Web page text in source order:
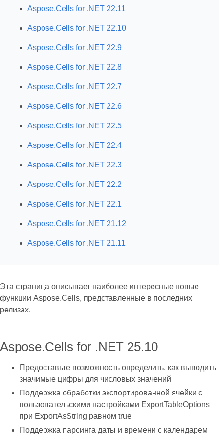
Aspose.Cells for .NET 22.11
Aspose.Cells for .NET 22.10
Aspose.Cells for .NET 22.9
Aspose.Cells for .NET 22.8
Aspose.Cells for .NET 22.7
Aspose.Cells for .NET 22.6
Aspose.Cells for .NET 22.5
Aspose.Cells for .NET 22.4
Aspose.Cells for .NET 22.3
Aspose.Cells for .NET 22.2
Aspose.Cells for .NET 22.1
Aspose.Cells for .NET 21.12
Aspose.Cells for .NET 21.11
Эта страница описывает наиболее интересные новые
функции Aspose.Cells, представленные в последних
релизах.
Aspose.Cells for .NET 25.10
Предоставьте возможность определить, как выводить
значимые цифры для числовых значений
Поддержка обработки экспортированной ячейки с
пользовательскими настройками ExportTableOptions
при ExportAsString равном true
Поддержка парсинга даты и времени с календарем